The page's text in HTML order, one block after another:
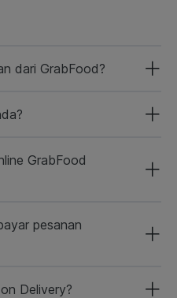
dari GrabFood?
GrabFood
pesanan
Delivery?